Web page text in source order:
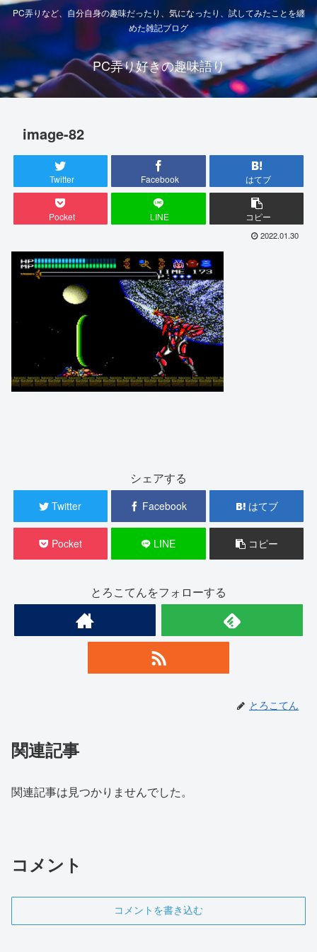
PC弄りなど、自分自身の趣味だったり、気になったり、試してみたことを纏
めた雑記ブログ
PC弄り好きの趣味語り
image-82
Twitter Facebook はてブ
Pocket LINE コピー
2022.01.30
シェアする
Twitter Facebook はてブ
Pocket LINE コピー
とろこてんをフォローする
とろこてん
関連記事
関連記事は見つかりませんでした。
コメント
コメントを書き込む